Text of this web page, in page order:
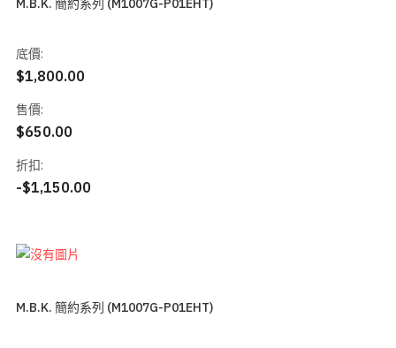
M.B.K. 簡約系列 (M1007G-P01EHT)
底價:
$1,800.00
售價:
$650.00
折扣:
-$1,150.00
M.B.K. 簡約系列 (M1007G-P01EHT)